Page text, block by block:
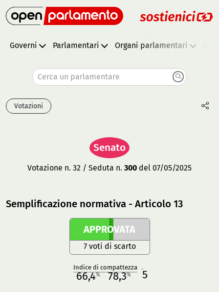
Governi Parlamentari Organi parlamentari
Cerca un parlamentare
Votazioni
Senato
Votazione n. 32 / Seduta n. 300 del 07/05/2025
Semplificazione normativa - Articolo 13
APPROVATA
7 voti di scarto
Indice di compattezza
66,4% 78,3% 5